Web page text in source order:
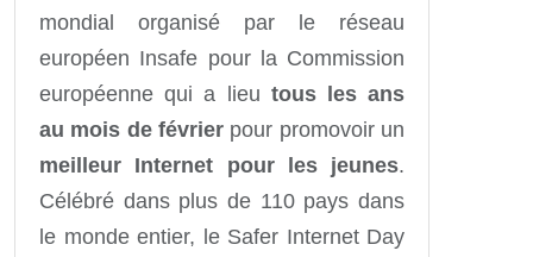
mondial organisé par le réseau
européen Insafe pour la Commission
européenne qui a lieu tous les ans
au mois de février pour promovoir un
meilleur Internet pour les jeunes.
Célébré dans plus de 110 pays dans
le monde entier, le Safer Internet Day